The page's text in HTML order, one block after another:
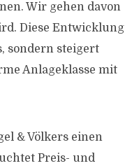
Wir gehen davon
Diese Entwicklung
sondern steigert
Anlageklasse mit
& Völkers einen
Preis- und